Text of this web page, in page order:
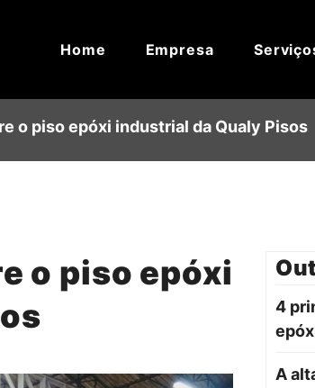
Home Empresa
o piso epóxi industrial da Qualy Pisos
o piso epóxi
4
A